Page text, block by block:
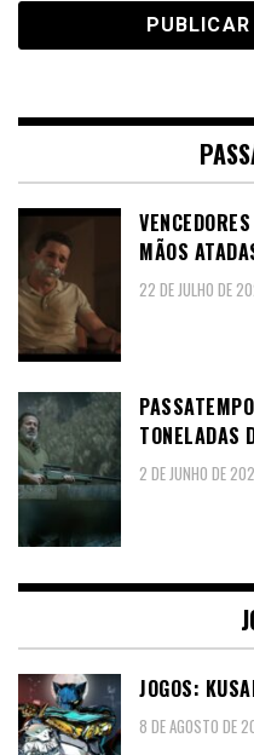
MÃOS
22 DE JULHO DE
TONELADAS
2 DE JUNHO DE
JOGOS:
8 DE AGOSTO DE